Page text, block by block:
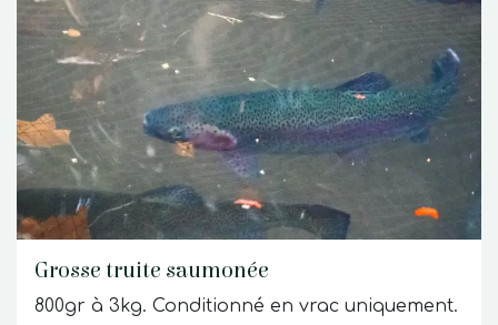
Grosse truite saumonée
800gr à 3kg. Conditionné en vrac uniquement.